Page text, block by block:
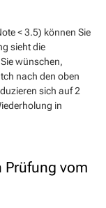
< 3.5) können Sie
sieht die
wünschen,
nach den oben
sich auf 2
in
vom